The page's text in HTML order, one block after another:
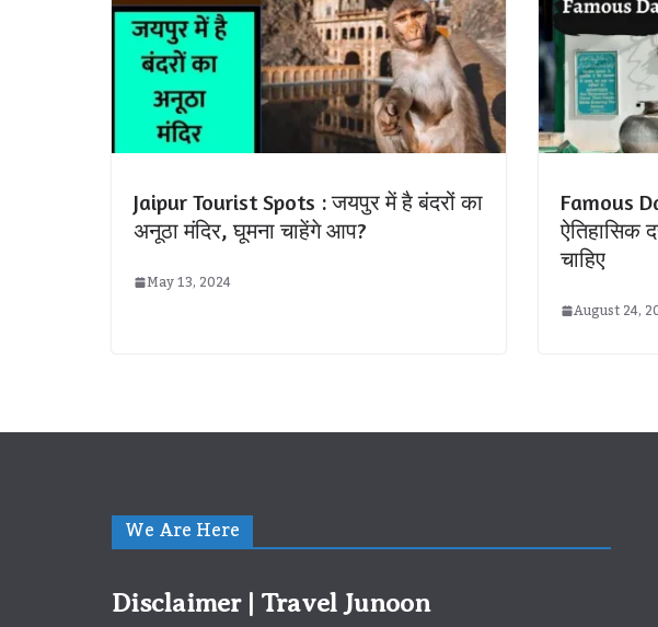
Jaipur Tourist Spots : जयपुर में है बंदरों का
अनूठा मंदिर, घूमना चाहेंगे आप?
May 13, 2024
Famous
ऐतिहासिक
चाहिए
August 24,
We Are Here
Disclaimer | Travel Junoon